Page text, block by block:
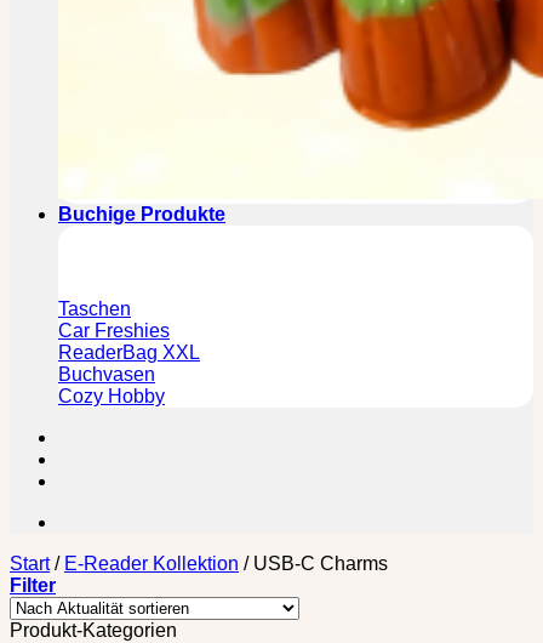
Buchige Produkte
Taschen
Car Freshies
ReaderBag XXL
Buchvasen
Cozy Hobby
Start / E-Reader Kollektion /USB-C Charms
Filter
Produkt-Kategorien